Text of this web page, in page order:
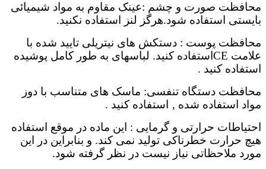
محافظت صورت و چشم :عینک مقاوم به مواد شیمیائی
بایستی استفاده شود.هرگز لنز استفاده نکنید.
محافظت پوست : دستکش های نیتریلی تایید شده با
علامت CEاستفاده کنید. لباسهای به طور کامل پوشیده
استفاده کنید .
محافظت دستگاه تنفسی: ماسک های متناسب با دوز
مواد استفاده شده ‚ استفاده کنید .
احتیاطات حرارتی و گرمایی : این ماده در موقع استفاده
هیچ حرارت خطرناکی تولید نمی کند. و بنابراین در این
مورد ملاحظاتی نیاز نیست در نظر گرفته شود.